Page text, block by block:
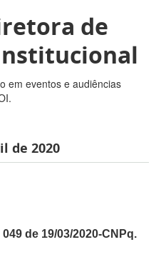
de
em eventos e audiências
de 2020
de 19/03/2020-CNPq.